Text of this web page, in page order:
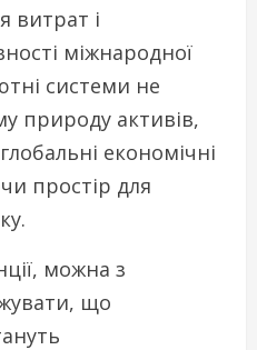
витрат і
міжнародної
системи не
природу активів,
економічні
простір для
можна з
що